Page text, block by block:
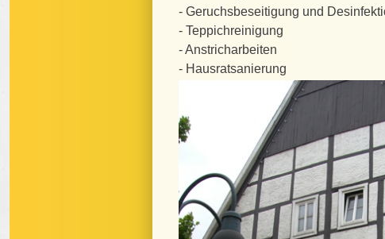
- Geruchsbeseitigung und
- Teppichreinigung
- Anstricharbeiten
- Hausratsanierung